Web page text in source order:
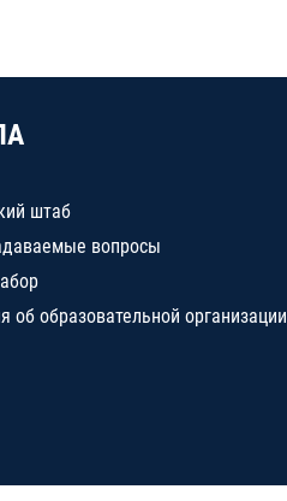
штаб
вопросы
об образовательной организации